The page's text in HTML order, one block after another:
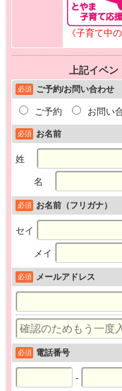
《子育て中
上記イベン
必須 ご予約/お問い合わせ
ご予約 お問い
必須 お名前
姓
名
必須 お名前（フリガナ）
セイ
メイ
必須 メールアドレス
必須 電話番号
-